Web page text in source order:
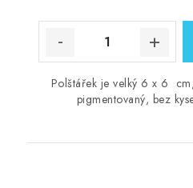
Polštářek je velký 6 x 6
pigmentovaný, bez